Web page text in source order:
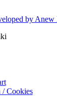
by Anew
/ Cookies